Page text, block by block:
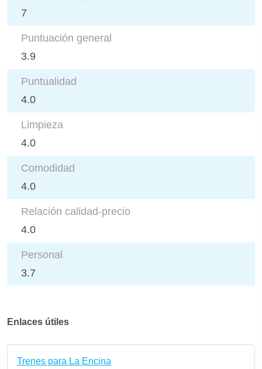
7
Puntuación general
3.9
Puntualidad
4.0
Limpieza
4.0
Comodidad
4.0
Relación calidad-precio
4.0
Personal
3.7
Enlaces útiles
Trenes para La Encina